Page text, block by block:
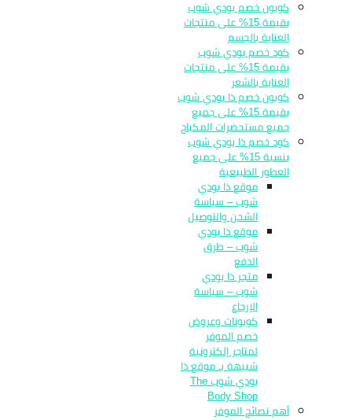
كوبون خصم بودي شوب
بقيمة 15% على منتجات
العناية بالجسم
كود خصم بودي شوب
بقيمة 15% على منتجات
العناية بالشعر
كوبون خصم ذا بودي شوب
بقيمة 15% على جميع
جميع مستحضرات المكياج
كود خصم ذا بودي شوب
بنسبة 15% على جميع
العطور الطبيعية
موقع ذا بودي
شوب – سياسة
الشحن والتوصيل
موقع ذا بودي
شوب – طرق
الدفع
متجر ذا بودي
شوب – سياسة
الإرجاع
كوبونات وعروض
خصم الموفر
لمتاجر إلكترونية
شبيهة بـ موقع ذا
بودي شوب The
Body Shop
أهم نصائح الموفر